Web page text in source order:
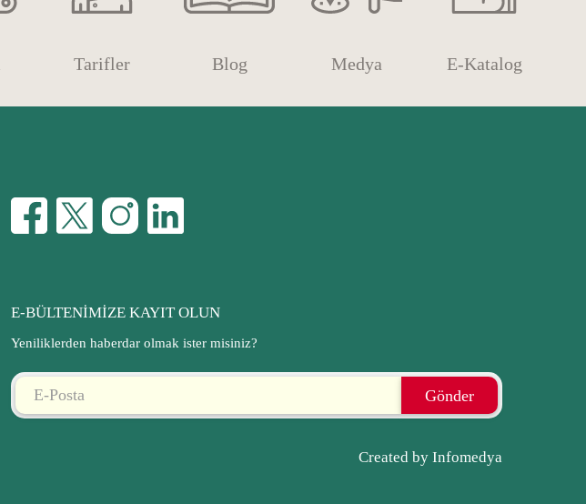
Tarifler Blog Medya E-Katalog
E-BÜLTENİMİZE KAYIT OLUN
Yeniliklerden haberdar olmak ister misiniz?
Gönder
Created by Infomedya